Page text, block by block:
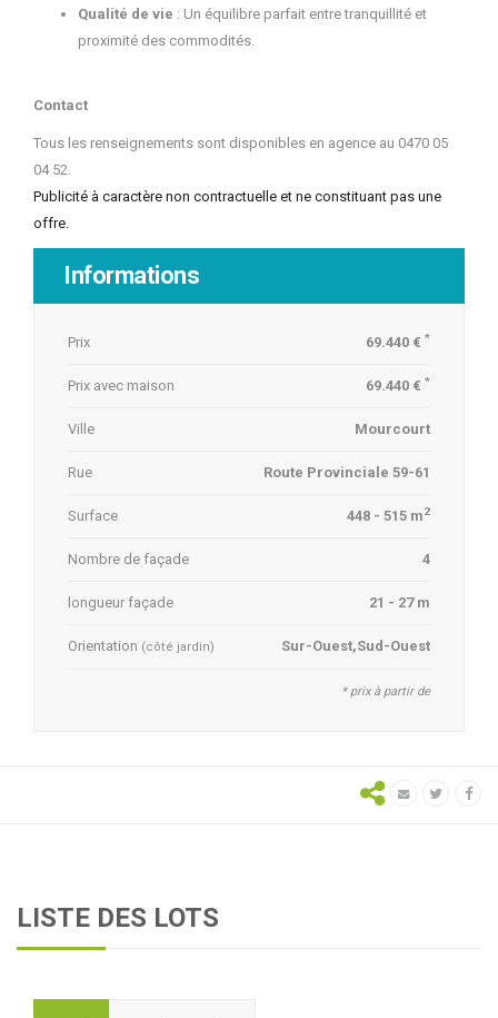
Qualité de vie : Un équilibre parfait entre tranquillité et
proximité des commodités.
Contact
Tous les renseignements sont disponibles en agence au 0470 05
04 52.
Publicité à caractère non contractuelle et ne constituant pas une
offre.
Informations
Prix 69.440 € *
Prix avec maison 69.440 € *
Ville Mourcourt
Rue Route Provinciale 59-61
Surface 448 - 515 m2
Nombre de façade 4
longueur façade 21 - 27 m
Orientation (côté jardin) Sur-Ouest,Sud-Ouest
* prix à partir de
LISTE DES LOTS